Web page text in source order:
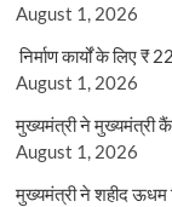
August 1, 2026
निर्माण कार्यों के लिए ₹
August 1, 2026
मुख्यमंत्री ने मुख्यमंत्री
August 1, 2026
मुख्यमंत्री ने शहीद ऊधम